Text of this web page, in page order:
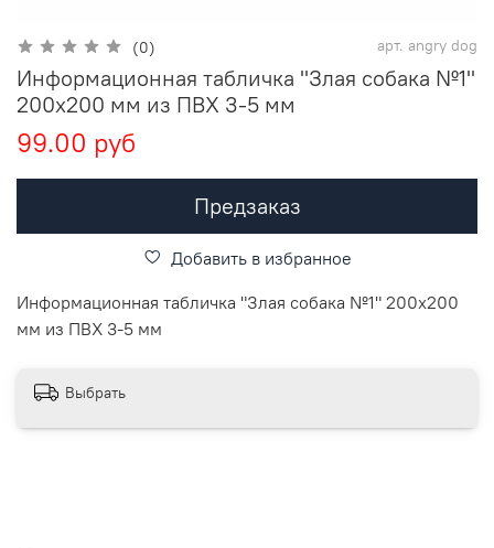
(0) арт. angry dog
Информационная табличка "Злая собака №1"
200x200 мм из ПВХ 3-5 мм
99.00 руб
Предзаказ
Добавить в избранное
Информационная табличка "Злая собака №1" 200x200
мм из ПВХ 3-5 мм
Выбрать